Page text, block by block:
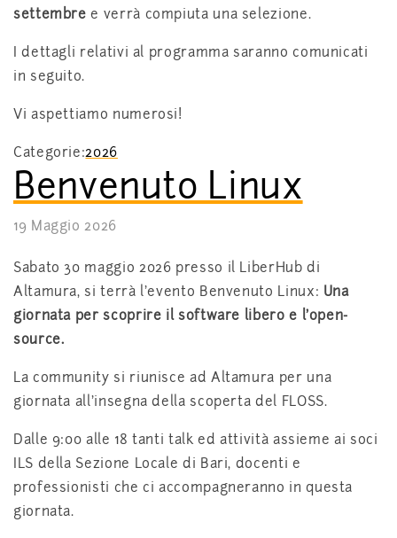
settembre e verrà compiuta una selezione.
I dettagli relativi al programma saranno comunicati
in seguito.
Vi aspettiamo numerosi!
Categorie:2026
Benvenuto Linux
19 Maggio 2026
Sabato 30 maggio 2026 presso il LiberHub di
Altamura, si terrà l’evento Benvenuto Linux: Una
giornata per scoprire il software libero e l’open-
source.
La community si riunisce ad Altamura per una
giornata all’insegna della scoperta del FLOSS.
Dalle 9:00 alle 18 tanti talk ed attività assieme ai soci
ILS della Sezione Locale di Bari, docenti e
professionisti che ci accompagneranno in questa
giornata.